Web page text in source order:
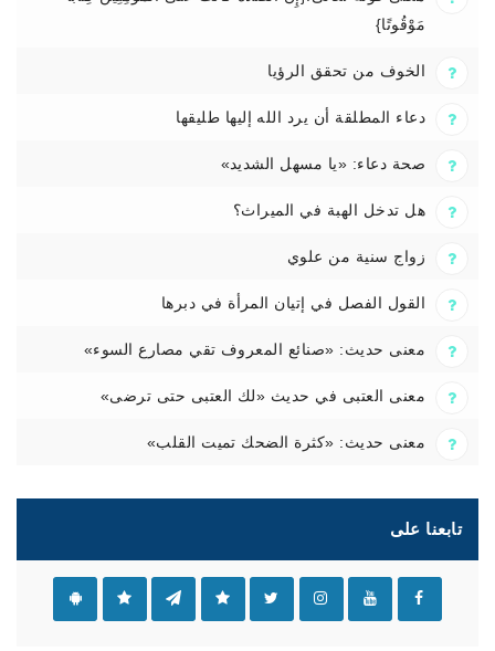
مَوْقُوتًا}
الخوف من تحقق الرؤيا
دعاء المطلقة أن يرد الله إليها طليقها
صحة دعاء: «يا مسهل الشديد»
هل تدخل الهبة في الميراث؟
زواج سنية من علوي
القول الفصل في إتيان المرأة في دبرها
معنى حديث: «صنائع المعروف تقي مصارع السوء»
معنى العتبى في حديث «لك العتبى حتى ترضى»
معنى حديث: «كثرة الضحك تميت القلب»
تابعنا على